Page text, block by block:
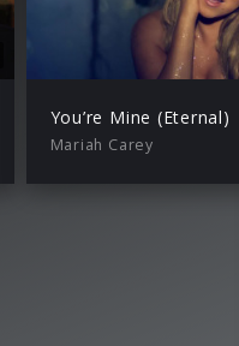
You’re Mine (Eternal)
Mariah Carey